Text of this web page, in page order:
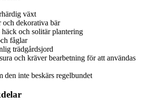
växt
och dekorativa bär
och solitär plantering
fåglar
trädgårdsjord
och kräver bearbetning för att användas
den inte beskärs regelbundet